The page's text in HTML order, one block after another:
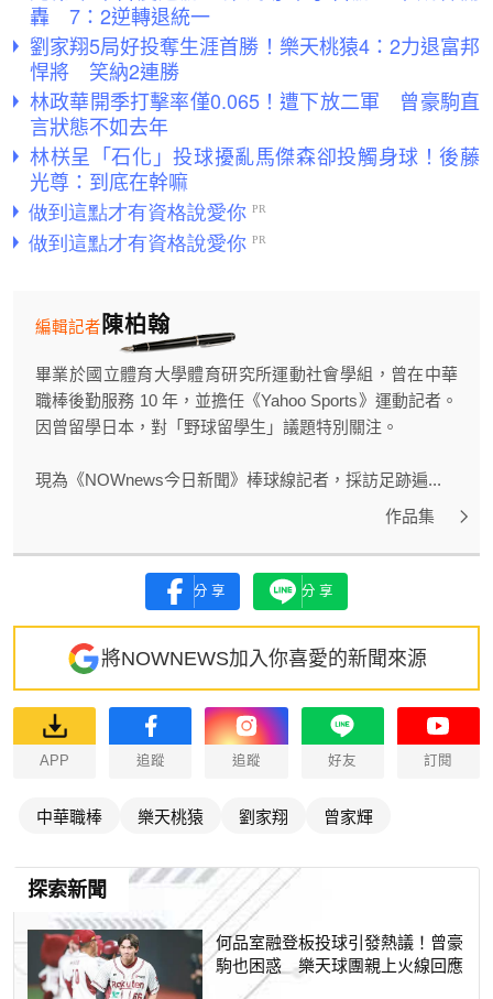
轟 7：2逆轉退統一
劉家翔5局好投奪生涯首勝！樂天桃猿4：2力退富邦
悍將 笑納2連勝
林政華開季打擊率僅0.065！遭下放二軍 曾豪駒直
言狀態不如去年
林栚呈「石化」投球擾亂馬傑森卻投觸身球！後藤
光尊：到底在幹嘛
陳柏翰
編輯記者
畢業於國立體育大學體育研究所運動社會學組，曾在中華
職棒後勤服務 10 年，並擔任《Yahoo Sports》運動記者。
因曾留學日本，對「野球留學生」議題特別關注。
現為《NOWnews今日新聞》棒球線記者，採訪足跡遍...
作品集
分享 分享
將NOWNEWS加入你喜愛的新聞來源
APP 追蹤 追蹤 好友 訂閱
中華職棒 樂天桃猿 劉家翔 曾家輝
探索新聞
何品室融登板投球引發熱議！曾豪
駒也困惑 樂天球團親上火線回應